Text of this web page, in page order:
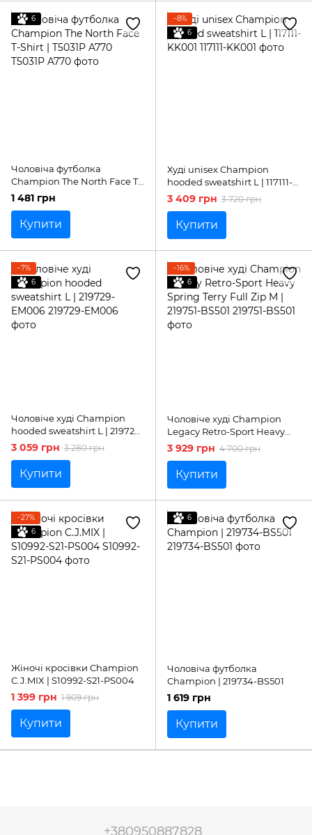
6
Чоловіча футболка
Champion The North Face T-
Shirt | T5031P A770
1 481 грн
Купити
−8%
6
Худі unisex Champion
hooded sweatshirt L | 117111-
KK001
3 409 грн 3 720 грн
Купити
−7%
6
Чоловіче худі Champion
hooded sweatshirt L | 219729-
EM006
3 059 грн 3 280 грн
Купити
−16%
6
Чоловіче худі Champion
Legacy Retro-Sport Heavy
Spring Terry Full Zip M |
219751-BS501
3 929 грн 4 700 грн
Купити
−27%
6
Жіночі кросівки Champion
C.J.MIX | S10992-S21-PS004
1 399 грн 1 909 грн
Купити
6
Чоловіча футболка
Champion | 219734-BS501
1 619 грн
Купити
+380950887828